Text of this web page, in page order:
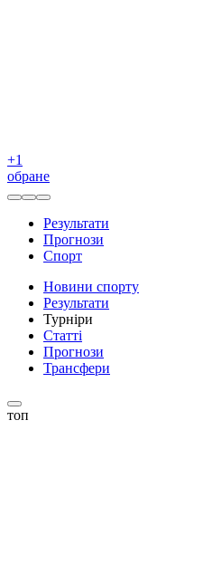
+1
обране
Результати
Прогнози
Спорт
Новини спорту
Результати
Турніри
Статті
Прогнози
Трансфери
топ